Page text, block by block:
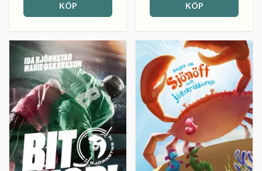
KÖP KÖP